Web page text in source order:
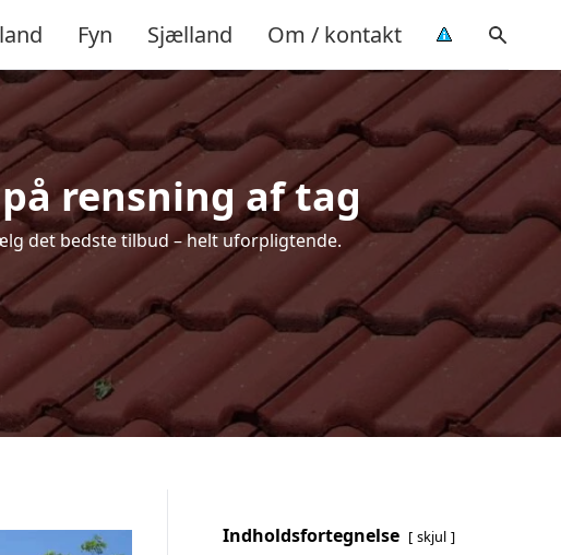
Fyn Sjælland Om / kontakt
rensning af tag
det bedste tilbud – helt uforpligtende.
Indholdsfortegnelse skjul